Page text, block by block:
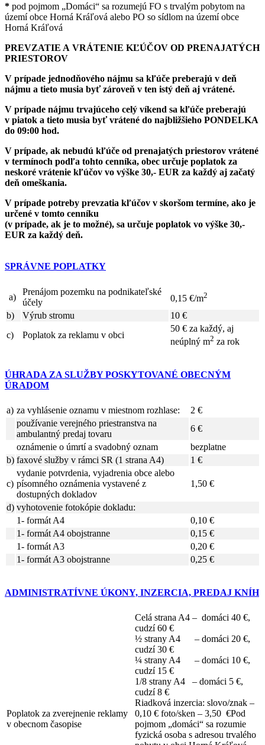
* pod pojmom „Domáci“ sa rozumejú FO s trvalým pobytom na
území obce Horná Kráľová alebo PO so sídlom na území obce
Horná Kráľová
PREVZATIE A VRÁTENIE KĽÚČOV OD PRENAJATÝCH
PRIESTOROV
V prípade jednodňového nájmu sa kľúče preberajú v deň
nájmu a tieto musia byť zároveň v ten istý deň aj vrátené.
V prípade nájmu trvajúceho celý víkend sa kľúče preberajú
v piatok a tieto musia byť vrátené do najbližšieho PONDELKA
do 09:00 hod.
V prípade, ak nebudú kľúče od prenajatých priestorov vrátené
v termínoch podľa tohto cenníka, obec určuje poplatok za
neskoré vrátenie kľúčov vo výške 30,- EUR za každý aj začatý
deň omeškania.
V prípade potreby prevzatia kľúčov v skoršom termíne, ako je
určené v tomto cenníku
(v prípade, ak je to možné), sa určuje poplatok vo výške 30,-
EUR za každý deň.
SPRÁVNE POPLATKY
a)
Prenájom pozemku na podnikateľské
účely
0,15 €/m2
b) Výrub stromu
10 €
c)
Poplatok za reklamu v obci
50 € za každý, aj
neúplný m2 za rok
ÚHRADA ZA SLUŽBY POSKYTOVANÉ OBECNÝM
ÚRADOM
a) za vyhlásenie oznamu v miestnom rozhlase:
2 €
používanie verejného priestranstva na
ambulantný predaj tovaru
6 €
oznámenie o úmrtí a svadobný oznam
bezplatne
b) faxové služby v rámci SR (1 strana A4) 1 €
c)
vydanie potvrdenia, vyjadrenia obce alebo
písomného oznámenia vystavené z
dostupných dokladov
1,50 €
d) vyhotovenie fotokópie dokladu:
1- formát A4
0,10 €
1- formát A4 obojstranne
0,15 €
1- formát A3
0,20 €
1- formát A3 obojstranne
0,25 €
ADMINISTRATÍVNE ÚKONY, INZERCIA, PREDAJ KNÍH
Poplatok za zverejnenie reklamy
v obecnom časopise
Celá strana A4 – domáci 40 €,
cudzí 60 €
½ strany A4 – domáci 20 €,
cudzí 30 €
¼ strany A4 – domáci 10 €,
cudzí 15 €
1/8 strany A4 – domáci 5 €,
cudzí 8 €
Riadková inzercia: slovo/znak –
0,10 € foto/sken – 3,50 €Pod
pojmom „domáci“ sa rozumie
fyzická osoba s adresou trvalého